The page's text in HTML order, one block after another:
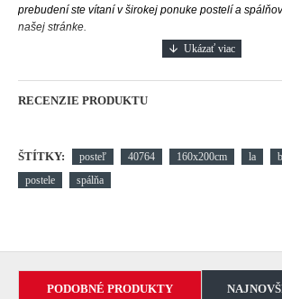
prebudení ste vítaní v širokej ponuke postelí a
našej stránke.
RECENZIE PRODUKTU
ŠTÍTKY: posteľ 40764 160x200cm la
postele
spálňa
PODOBNÉ PRODUKTY